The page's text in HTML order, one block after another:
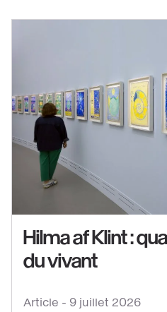
la
Palais
!
Voir
contenu
Hilma af Klint :
du vivant
Article - 9 juillet 2026